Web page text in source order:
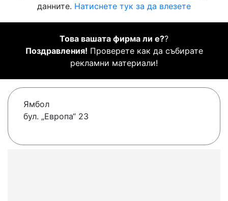
данните. Натиснете тук за да влезете
Това вашата фирма ли е??
Поздравления! Проверете как да събирате
рекламни материали!
Ямбол
бул. „Европа“ 23